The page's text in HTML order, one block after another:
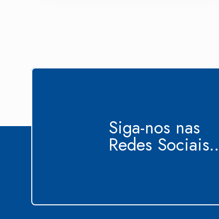
Siga-nos nas
Redes